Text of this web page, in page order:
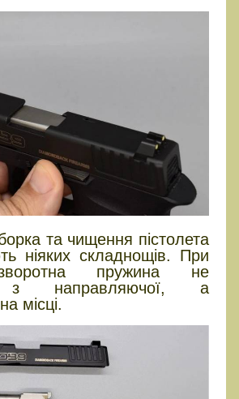
та чищення пістолета
ніяких складнощів. При
пружина не
з направляючої, а
місці.